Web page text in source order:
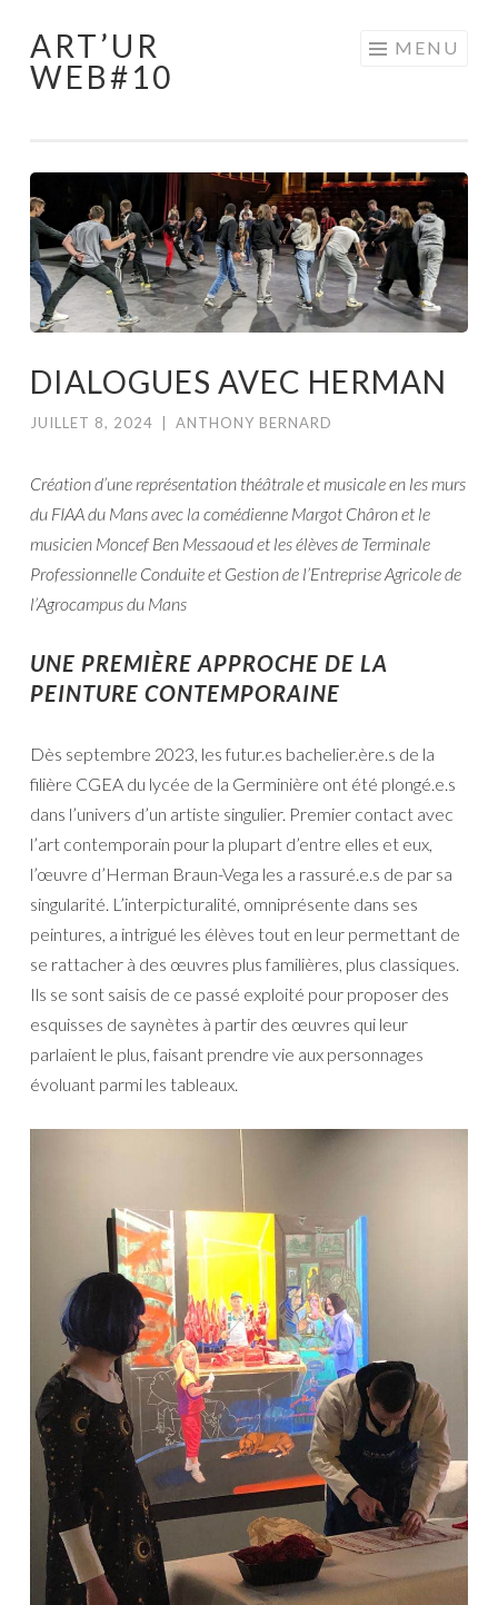
Aller
au
ART’UR
WEB#10
MENU
DIALOGUES AVEC HERMAN
JUILLET 8, 2024 ANTHONY BERNARD
Création d’une représentation théâtrale et musicale en les murs
du FIAA du Mans avec la comédienne Margot Châron et le
musicien Moncef Ben Messaoud et les élèves de Terminale
Professionnelle Conduite et Gestion de l’Entreprise Agricole de
l’Agrocampus du Mans
UNE PREMIÈRE APPROCHE DE LA
PEINTURE CONTEMPORAINE
Dès septembre 2023, les futur.es bachelier.ère.s de la
filière CGEA du lycée de la Germinière ont été plongé.e.s
dans l’univers d’un artiste singulier. Premier contact avec
l’art contemporain pour la plupart d’entre elles et eux,
l’œuvre d’Herman Braun-Vega les a rassuré.e.s de par sa
singularité. L’interpicturalité, omniprésente dans ses
peintures, a intrigué les élèves tout en leur permettant de
se rattacher à des œuvres plus familières, plus classiques.
Ils se sont saisis de ce passé exploité pour proposer des
esquisses de saynètes à partir des œuvres qui leur
parlaient le plus, faisant prendre vie aux personnages
évoluant parmi les tableaux.